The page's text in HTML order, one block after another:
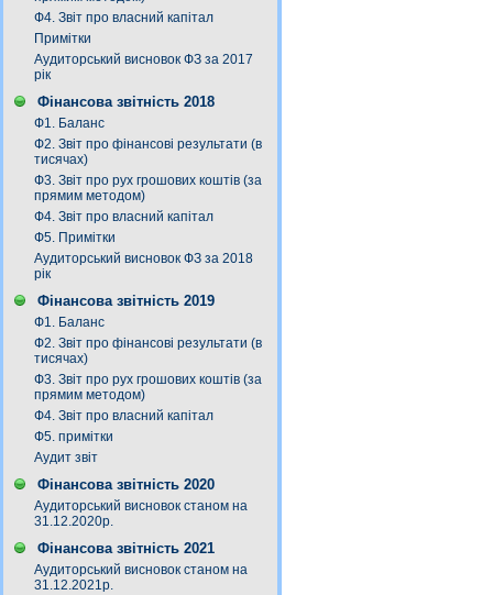
Ф4. Звіт про власний капітал
Примітки
Аудиторський висновок ФЗ за 2017
рік
Фінансова звітність 2018
Ф1. Баланс
Ф2. Звіт про фінансові результати (в
тисячах)
Ф3. Звiт про рух грошових коштiв (за
прямим методом)
Ф4. Звіт про власний капітал
Ф5. Примітки
Аудиторський висновок ФЗ за 2018
рік
Фінансова звітність 2019
Ф1. Баланс
Ф2. Звіт про фінансові результати (в
тисячах)
Ф3. Звiт про рух грошових коштiв (за
прямим методом)
Ф4. Звіт про власний капітал
Ф5. примітки
Аудит звіт
Фінансова звітність 2020
Аудиторський висновок станом на
31.12.2020р.
Фінансова звітність 2021
Аудиторський висновок станом на
31.12.2021р.